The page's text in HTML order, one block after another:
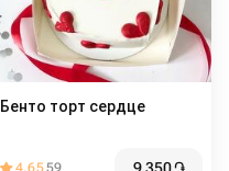
Бенто торт сердце
4.6559